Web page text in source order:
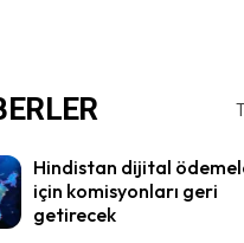
Hindistan dijital
için komisyonları geri
getirecek